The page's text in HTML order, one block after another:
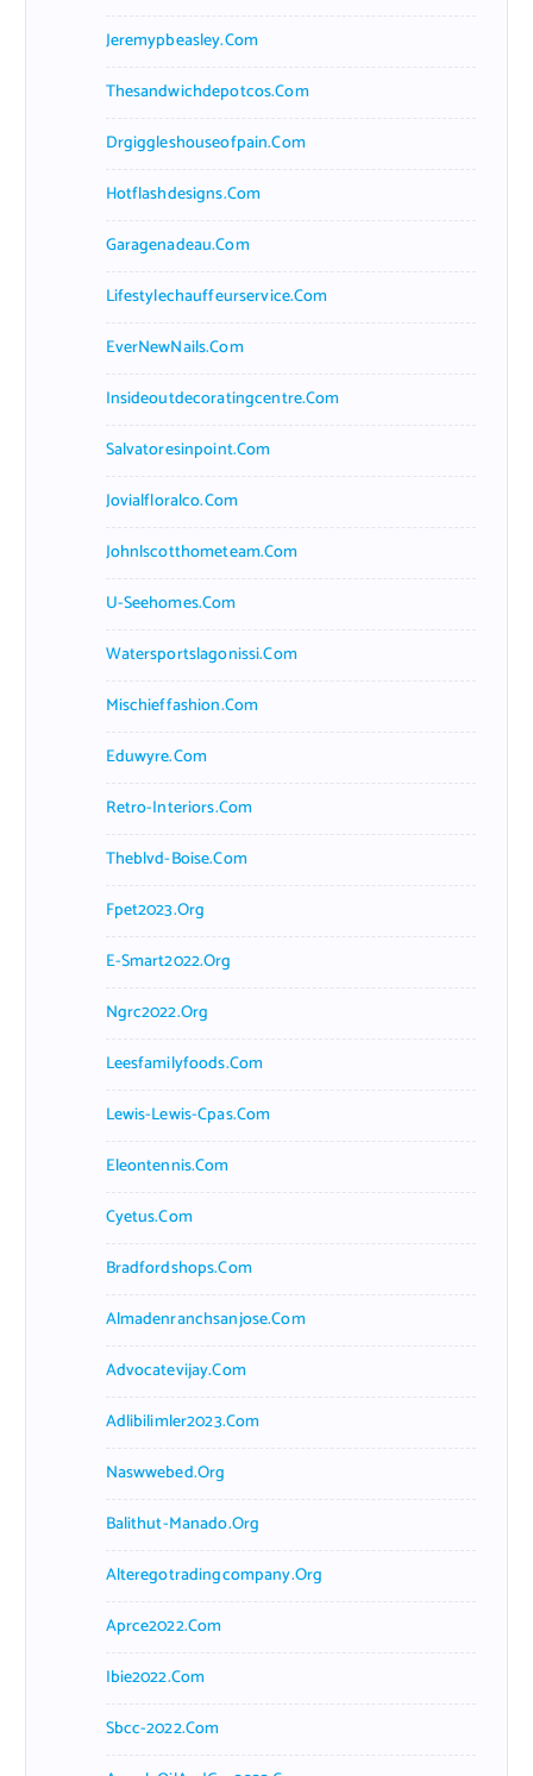
Jeremypbeasley.com
Thesandwichdepotcos.com
Drgiggleshouseofpain.com
Hotflashdesigns.com
Garagenadeau.com
Lifestylechauffeurservice.com
EverNewNails.com
Insideoutdecoratingcentre.com
Salvatoresinpoint.com
Jovialfloralco.com
Johnlscotthometeam.com
U-Seehomes.com
Watersportslagonissi.com
Mischieffashion.com
Eduwyre.com
Retro-Interiors.com
Theblvd-Boise.com
Fpet2023.org
E-Smart2022.org
Ngrc2022.org
Leesfamilyfoods.com
Lewis-Lewis-Cpas.com
Eleontennis.com
Cyetus.com
Bradfordshops.com
Almadenranchsanjose.com
Advocatevijay.com
Adlibilimler2023.com
Naswwebed.org
Balithut-Manado.org
Alteregotradingcompany.org
Aprce2022.com
Ibie2022.com
Sbcc-2022.com